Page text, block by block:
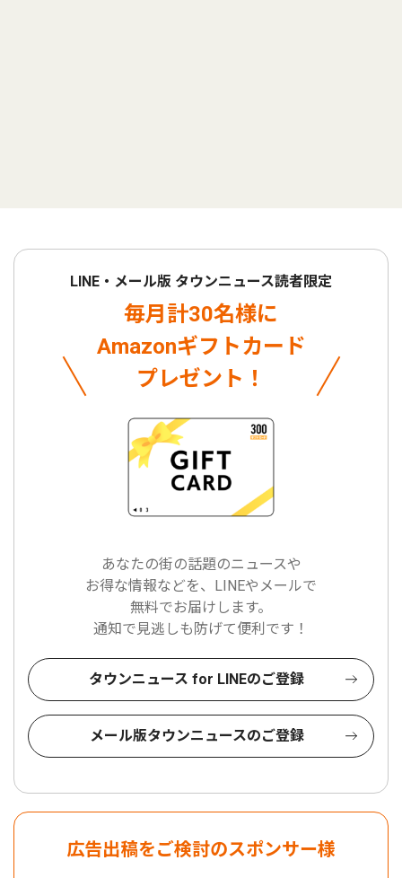
LINE・メール版 タウンニュース読者限定
毎月計30名様に
Amazonギフトカード
プレゼント！
あなたの街の話題のニュースや
お得な情報などを、LINEやメールで
無料でお届けします。
通知で見逃しも防げて便利です！
タウンニュース for LINEのご登録
メール版タウンニュースのご登録
広告出稿をご検討のスポンサー様